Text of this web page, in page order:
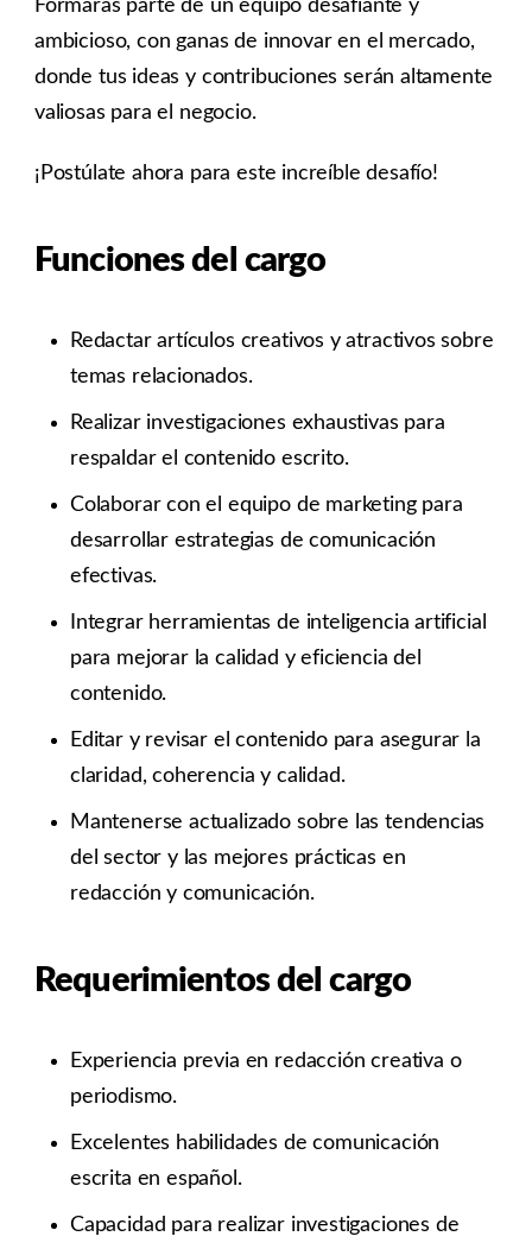
Formarás parte de un equipo desafiante y
ambicioso, con ganas de innovar en el mercado,
donde tus ideas y contribuciones serán altamente
valiosas para el negocio.
¡Postúlate ahora para este increíble desafío!
Funciones del cargo
Redactar artículos creativos y atractivos sobre
temas relacionados.
Realizar investigaciones exhaustivas para
respaldar el contenido escrito.
Colaborar con el equipo de marketing para
desarrollar estrategias de comunicación
efectivas.
Integrar herramientas de inteligencia artificial
para mejorar la calidad y eficiencia del
contenido.
Editar y revisar el contenido para asegurar la
claridad, coherencia y calidad.
Mantenerse actualizado sobre las tendencias
del sector y las mejores prácticas en
redacción y comunicación.
Requerimientos del cargo
Experiencia previa en redacción creativa o
periodismo.
Excelentes habilidades de comunicación
escrita en español.
Capacidad para realizar investigaciones de